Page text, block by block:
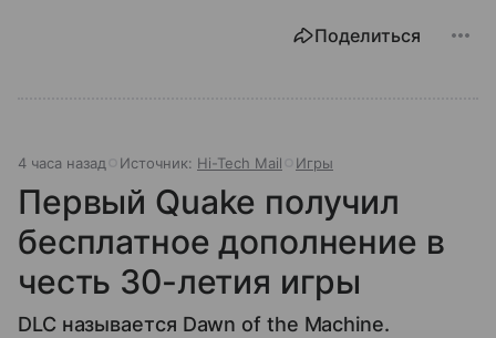
Поделиться
4 часа назад Источник: Hi-Tech Mail Игры
Первый Quake получил
бесплатное дополнение в
честь 30-летия игры
DLC называется Dawn of the Machine.